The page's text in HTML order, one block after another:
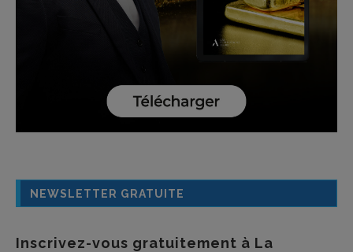
NEWSLETTER GRATUITE
Inscrivez-vous gratuitement à La